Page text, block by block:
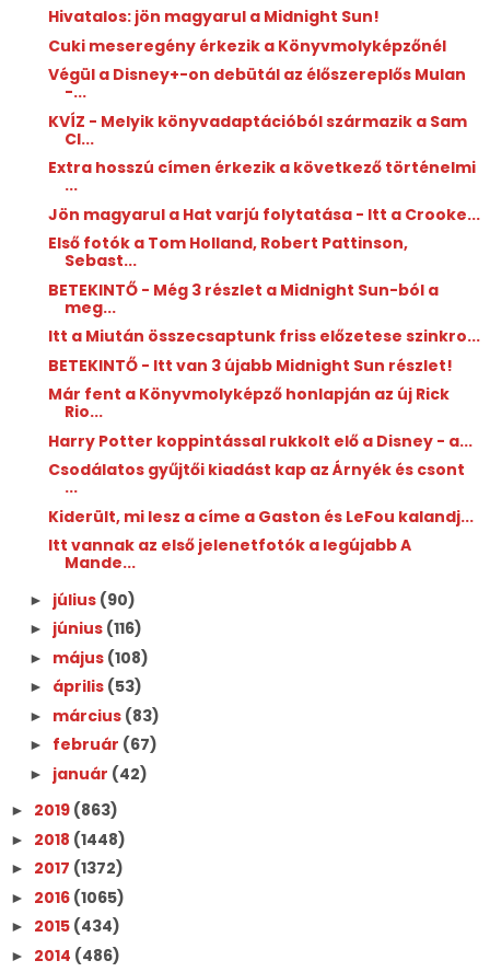
Hivatalos: jön magyarul a Midnight Sun!
Cuki meseregény érkezik a Könyvmolyképzőnél
Végül a Disney+-on debütál az élőszereplős Mulan
-...
KVÍZ - Melyik könyvadaptációból származik a Sam
Cl...
Extra hosszú címen érkezik a következő történelmi
...
Jön magyarul a Hat varjú folytatása - Itt a Crooke...
Első fotók a Tom Holland, Robert Pattinson,
Sebast...
BETEKINTŐ - Még 3 részlet a Midnight Sun-ból a
meg...
Itt a Miután összecsaptunk friss előzetese szinkro...
BETEKINTŐ - Itt van 3 újabb Midnight Sun részlet!
Már fent a Könyvmolyképző honlapján az új Rick
Rio...
Harry Potter koppintással rukkolt elő a Disney - a...
Csodálatos gyűjtői kiadást kap az Árnyék és csont
...
Kiderült, mi lesz a címe a Gaston és LeFou kalandj...
Itt vannak az első jelenetfotók a legújabb A
Mande...
► július (90)
► június (116)
► május (108)
► április (53)
► március (83)
► február (67)
► január (42)
► 2019 (863)
► 2018 (1448)
► 2017 (1372)
► 2016 (1065)
► 2015 (434)
► 2014 (486)